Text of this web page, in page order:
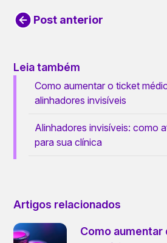
Post anterior
Leia também
Como aumentar o ticket
alinhadores invisíveis
Alinhadores invisíveis: como
para sua clínica
Artigos relacionados
Como